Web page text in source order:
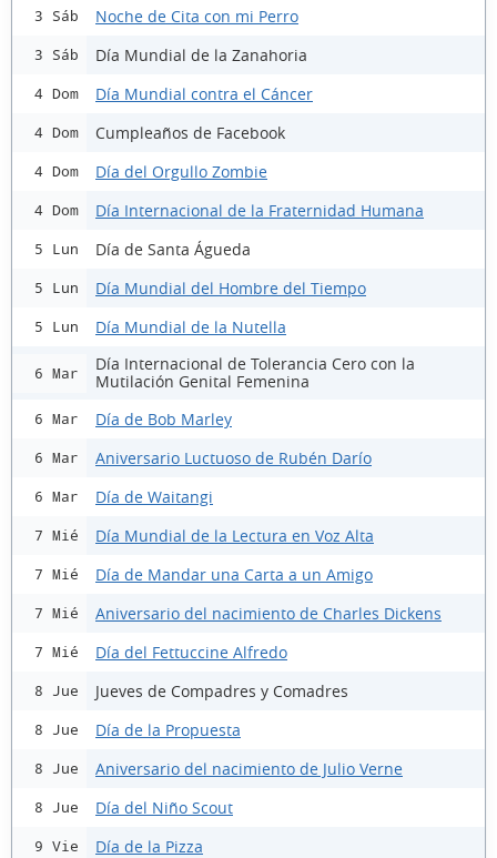
3 Sáb Noche de Cita con mi Perro
3 Sáb Día Mundial de la Zanahoria
4 Dom Día Mundial contra el Cáncer
4 Dom Cumpleaños de Facebook
4 Dom Día del Orgullo Zombie
4 Dom Día Internacional de la Fraternidad Humana
5 Lun Día de Santa Águeda
5 Lun Día Mundial del Hombre del Tiempo
5 Lun Día Mundial de la Nutella
6 Mar
Día Internacional de Tolerancia Cero con la
Mutilación Genital Femenina
6 Mar Día de Bob Marley
6 Mar Aniversario Luctuoso de Rubén Darío
6 Mar Día de Waitangi
7 Mié Día Mundial de la Lectura en Voz Alta
7 Mié Día de Mandar una Carta a un Amigo
7 Mié Aniversario del nacimiento de Charles Dickens
7 Mié Día del Fettuccine Alfredo
8 Jue Jueves de Compadres y Comadres
8 Jue Día de la Propuesta
8 Jue Aniversario del nacimiento de Julio Verne
8 Jue Día del Niño Scout
9 Vie Día de la Pizza